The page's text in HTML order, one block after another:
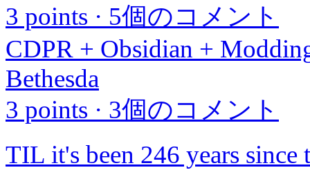
3 points · 5個のコメント
CDPR + Obsidian +
Bethesda
3 points · 3個のコメント
TIL it's been 246 years since